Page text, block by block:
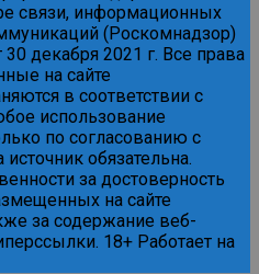
связи, информационных
(Роскомнадзор)
декабря 2021 г. Все права
на сайте
в соответствии с
использование
по согласованию с
обязательна.
за достоверность
на сайте
за содержание веб-
18+ Работает на